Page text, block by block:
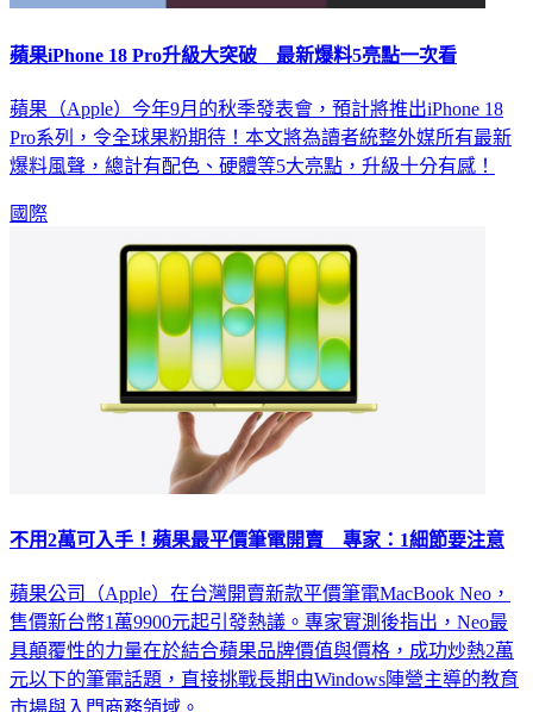
蘋果iPhone 18 Pro升級大突破 最新爆料5亮點一次看
蘋果（Apple）今年9月的秋季發表會，預計將推出iPhone 18
Pro系列，令全球果粉期待！本文將為讀者統整外媒所有最新
爆料風聲，總計有配色、硬體等5大亮點，升級十分有感！
國際
不用2萬可入手！蘋果最平價筆電開賣 專家：1細節要注意
蘋果公司（Apple）在台灣開賣新款平價筆電MacBook Neo，
售價新台幣1萬9900元起引發熱議。專家實測後指出，Neo最
具顛覆性的力量在於結合蘋果品牌價值與價格，成功炒熱2萬
元以下的筆電話題，直接挑戰長期由Windows陣營主導的教育